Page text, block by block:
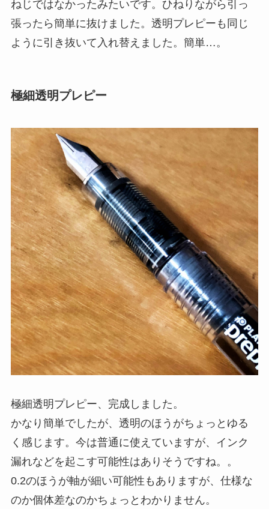
ねじではなかったみたいです。ひねりながら引っ
張ったら簡単に抜けました。透明プレピーも同じ
ように引き抜いて入れ替えました。簡単…。
極細透明プレピー
極細透明プレピー、完成しました。
かなり簡単でしたが、透明のほうがちょっとゆる
く感じます。今は普通に使えていますが、インク
漏れなどを起こす可能性はありそうですね。。
0.2のほうが軸が細い可能性もありますが、仕様な
のか個体差なのかちょっとわかりません。